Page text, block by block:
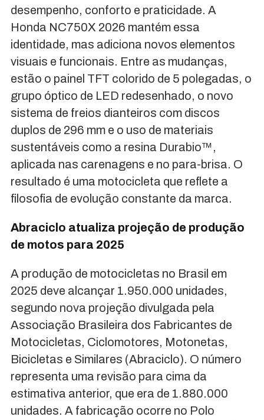
desempenho, conforto e praticidade. A
Honda NC750X 2026 mantém essa
identidade, mas adiciona novos elementos
visuais e funcionais. Entre as mudanças,
estão o painel TFT colorido de 5 polegadas, o
grupo óptico de LED redesenhado, o novo
sistema de freios dianteiros com discos
duplos de 296 mm e o uso de materiais
sustentáveis como a resina Durabio™,
aplicada nas carenagens e no para-brisa. O
resultado é uma motocicleta que reflete a
filosofia de evolução constante da marca.
Abraciclo atualiza projeção de produção
de motos para 2025
A produção de motocicletas no Brasil em
2025 deve alcançar 1.950.000 unidades,
segundo nova projeção divulgada pela
Associação Brasileira dos Fabricantes de
Motocicletas, Ciclomotores, Motonetas,
Bicicletas e Similares (Abraciclo). O número
representa uma revisão para cima da
estimativa anterior, que era de 1.880.000
unidades. A fabricação ocorre no Polo